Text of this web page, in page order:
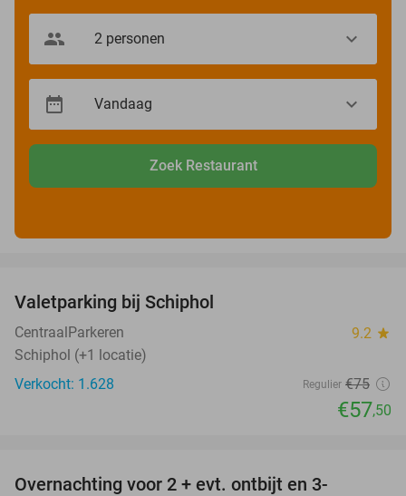
Zoek Restaurant
Valetparking bij Schiphol
CentraalParkeren 9.2 star
Schiphol (+1 locatie)
Verkocht: 1.628
Regulier €75
€57,50
Overnachting voor 2 + evt. ontbijt en 3-